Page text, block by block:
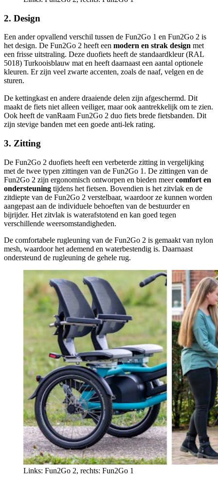
2. Design
Een ander opvallend verschil tussen de Fun2Go 1 en Fun2Go 2 is
het design. De Fun2Go 2 heeft een modern en strak design met
een frisse uitstraling. Deze duofiets heeft de standaardkleur (RAL
5018) Turkooisblauw mat en heeft daarnaast een aantal optionele
kleuren. Er zijn veel zwarte accenten, zoals de naaf, velgen en de
sturen.
De kettingkast en andere draaiende delen zijn afgeschermd. Dit
maakt de fiets niet alleen veiliger, maar ook aantrekkelijk om te zien.
Ook heeft de vanRaam Fun2Go 2 duo fiets brede fietsbanden. Dit
zijn stevige banden met een goede anti-lek rating.
3. Zitting
De Fun2Go 2 duofiets heeft een verbeterde zitting in vergelijking
met de twee typen zittingen van de Fun2Go 1. De zittingen van de
Fun2Go 2 zijn ergonomisch ontworpen en bieden meercomfort en
ondersteuning tijdens het fietsen. Bovendien is het zitvlak en de
zitdiepte van de Fun2Go 2 verstelbaar, waardoor ze kunnen worden
aangepast aan de individuele behoeften van de bestuurder en
bijrijder. Het zitvlak is waterafstotend en kan goed tegen
verschillende weersomstandigheden.
De comfortabele rugleuning van de Fun2Go 2 is gemaakt van nylon
mesh, waardoor het ademend en waterbestendig is. Daarnaast
ondersteund de rugleuning de gehele rug.
Links: Fun2Go 2, rechts: Fun2Go 1